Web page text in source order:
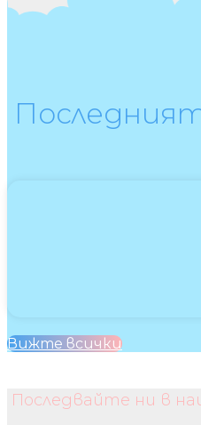
Вижте всички
Последвайте ни в